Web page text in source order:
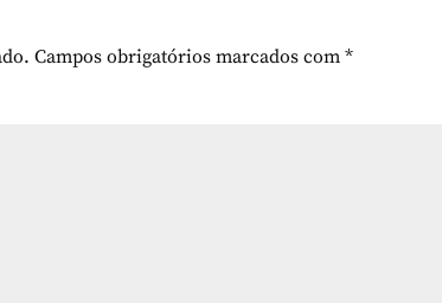
Campos obrigatórios marcados com *